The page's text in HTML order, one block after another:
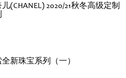
(CHANEL) 2020/21秋冬高级定制
新珠宝系列（一）